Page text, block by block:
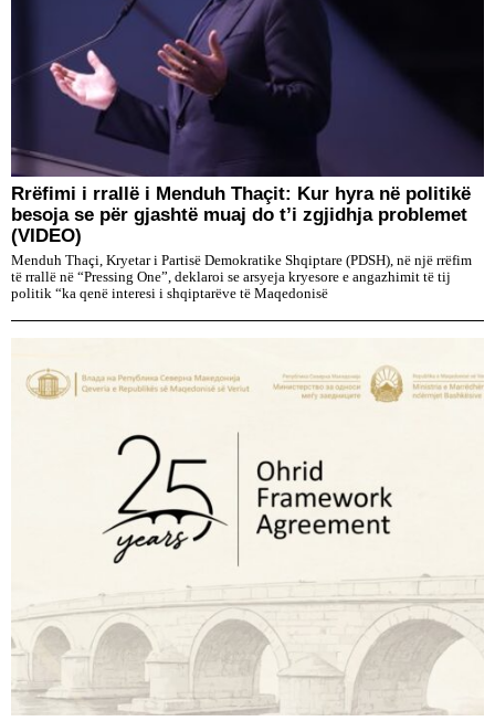
Rrëfimi i rrallë i Menduh Thaçit: Kur hyra në politikë
besoja se për gjashtë muaj do t’i zgjidhja problemet
(VIDEO)
Menduh Thaçi, Kryetar i Partisë Demokratike Shqiptare (PDSH), në një rrëfim
të rrallë në “Pressing One”, deklaroi se arsyeja kryesore e angazhimit të tij
politik “ka qenë interesi i shqiptarëve të Maqedonisë